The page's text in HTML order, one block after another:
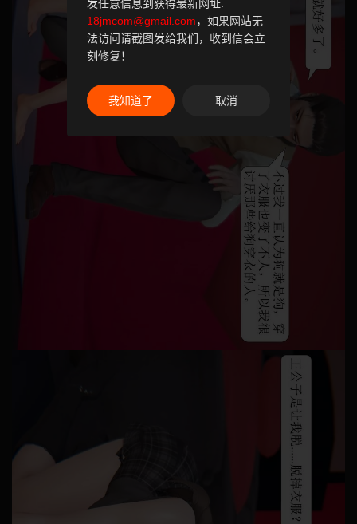
发任意信息到获得最新网址:
18jmcom@gmail.com，如果网站无
法访问请截图发给我们，收到信会立
刻修复！
我知道了 取消